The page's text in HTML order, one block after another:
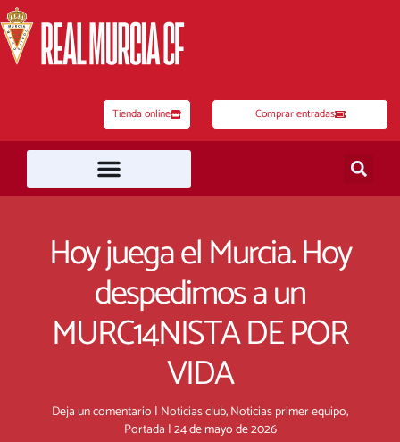
al
contenido
Tienda online Comprar entradas
Hoy juega el Murcia. Hoy
despedimos a un
MURC14NISTA DE POR
VIDA
Deja un comentario | Noticias club,Noticias primer equipo,
Portada |24 de mayo de 2026